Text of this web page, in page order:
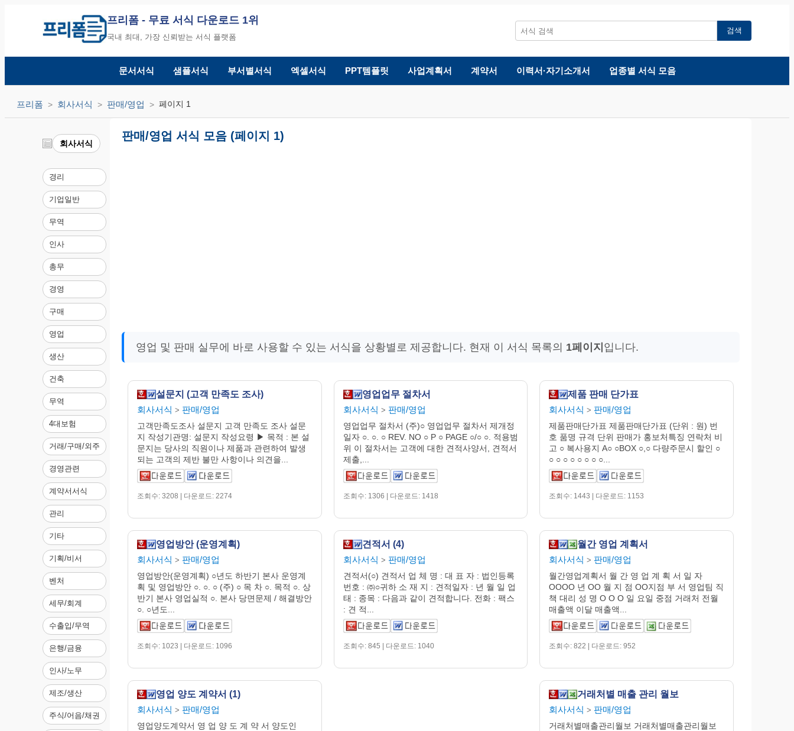
프리폼 - 무료 서식 다운로드 1위
국내 최대, 가장 신뢰받는 서식 플랫폼
검색
문서서식 샘플서식 부서별서식 엑셀서식 PPT템플릿 사업계획서 계약서 이력서·자기소개서 업종별 서식 모음
프리폼 회사서식 판매/영업 페이지 1
회사서식
경리
기업일반
무역
인사
총무
경영
구매
영업
생산
건축
무역
4대보험
거래/구매/외주
경영관련
계약서서식
관리
기타
기획/비서
벤처
세무/회계
수출입/무역
은행/금융
인사/노무
제조/생산
주식/어음/채권
판매/영업 서식 모음 (페이지 1)
영업 및 판매 실무에 바로 사용할 수 있는 서식을 상황별로 제공합니다. 현재 이 서식 목록의 1페이지 입니다.
설문지 (고객 만족도 조사)
회사서식 > 판매/영업
고객만족도조사 설문지 고객 만족도 조사 설문
지 작성기관명: 설문지 작성요령 ▶ 목적 : 본 설
문지는 당사의 직원이나 제품과 관련하여 발생
되는 고객의 제반 불만 사항이나 의견을...
조회수: 3208 | 다운로드: 2274
영업업무 절차서
회사서식 > 판매/영업
영업업무 절차서 (주)○ 영업업무 절차서 제개정
일자 ○. ○. ○ REV. NO ○ P ○ PAGE ○/○ ○. 적용범
위 이 절차서는 고객에 대한 견적사양서, 견적서
제출,...
조회수: 1306 | 다운로드: 1418
제품 판매 단가표
회사서식 > 판매/영업
제품판매단가표 제품판매단가표 (단위 : 원) 번
호 품명 규격 단위 판매가 홍보처특징 연락처 비
고 ○ 복사용지 A○ ○BOX ○,○ 다량주문시 할인 ○
○ ○ ○ ○ ○ ○ ○ ○...
조회수: 1443 | 다운로드: 1153
영업방안 (운영계획)
회사서식 > 판매/영업
영업방안(운영계획) ○년도 하반기 본사 운영계
획 및 영업방안 ○. ○. ○ (주) ○ 목 차 ○. 목적 ○. 상
반기 본사 영업실적 ○. 본사 당면문제 / 해결방안
○. ○년도...
조회수: 1023 | 다운로드: 1096
견적서 (4)
회사서식 > 판매/영업
견적서(○) 견적서 업 체 명 : 대 표 자 : 법인등록
번호 : ㈜○귀하 소 재 지 : 견적일자 : 년 월 일 업
태 : 종목 : 다음과 같이 견적합니다. 전화 : 팩스
: 견 적...
조회수: 845 | 다운로드: 1040
월간 영업 계획서
회사서식 > 판매/영업
월간영업계획서 월 간 영 업 계 획 서 일 자
OOOO 년 OO 월 지 점 OO지점 부 서 영업팀 직
책 대리 성 명 O O O 일 요일 중점 거래처 전월
매출액 이달 매출액...
조회수: 822 | 다운로드: 952
영업 양도 계약서 (1)
회사서식 > 판매/영업
영업양도계약서 영 업 양 도 계 약 서 양도인
거래처별 매출 관리 월보
회사서식 > 판매/영업
거래처별매출관리월보 거래처별매출관리월보